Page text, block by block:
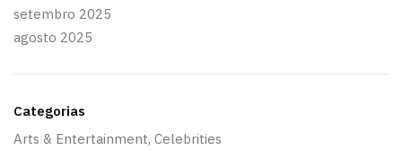
setembro 2025
agosto 2025
Categorias
Arts & Entertainment, Celebrities